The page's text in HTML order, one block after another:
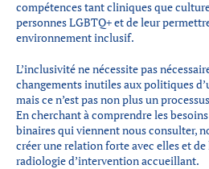
compétences tant cliniques que
personnes LGBTQ+ et de leur
environnement inclusif.
L’inclusivité ne nécessite pas
changements inutiles aux politiques
mais ce n’est pas non plus un
En cherchant à comprendre les
binaires qui viennent nous consulter,
créer une relation forte avec elles et
radiologie d’intervention accueillant.